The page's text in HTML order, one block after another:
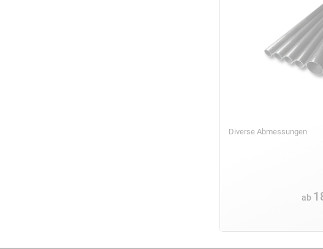
Diverse Abmessungen
ab